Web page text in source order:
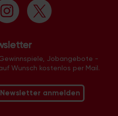
Jobangebote -
Wunsch kostenlos per Mail.
anmelden